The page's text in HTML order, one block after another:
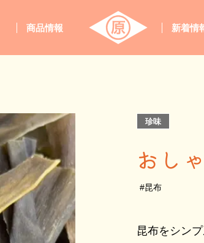
商品情報 新着情
珍味
おし
#昆布
昆布をシン